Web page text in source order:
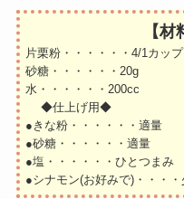
【材
片栗粉・・・・・・4/1カップ
砂糖・・・・・・20g
水・・・・・・200cc
◆仕上げ用◆
●きな粉・・・・・・適量
●砂糖・・・・・・適量
●塩・・・・・・ひとつまみ
●シナモン(お好みで)・・・